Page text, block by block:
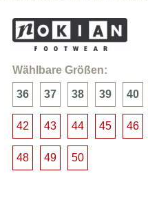
Wählbare Größen:
36 37 38 39 40
42 43 44 45 46
48 49 50